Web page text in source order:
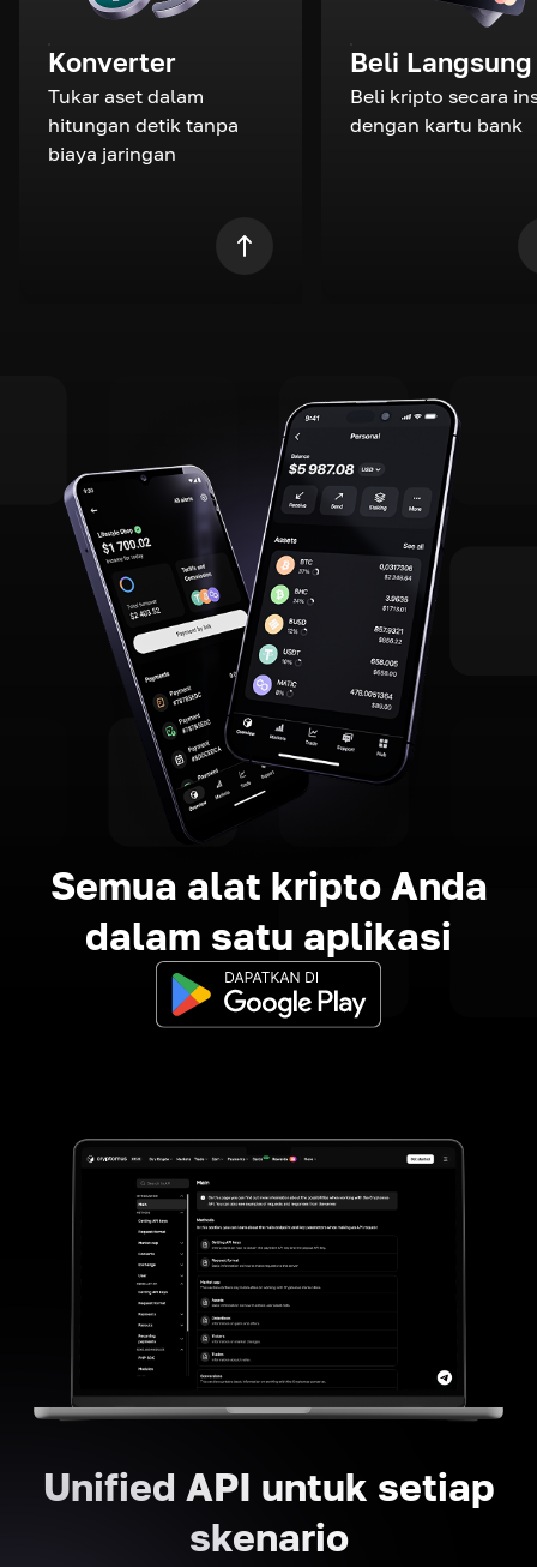
Konverter
Tukar aset dalam
hitungan detik tanpa
biaya jaringan
Beli Langsung
Beli kripto secara
dengan kartu bank
Semua alat kripto Anda
dalam satu aplikasi
Unified API untuk setiap
skenario